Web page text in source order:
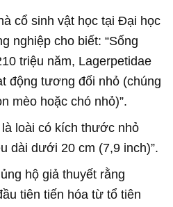
cổ sinh vật học tại Đại học
nghiệp cho biết: “Sống
triệu năm, Lagerpetidae
động tương đối nhỏ (chúng
mèo hoặc chó nhỏ)”.
loài có kích thước nhỏ
dài dưới 20 cm (7,9 inch)”.
hộ giả thuyết rằng
tiên tiến hóa từ tổ tiên